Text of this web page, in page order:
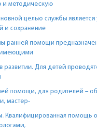
и методическую
целью службы
и сохранение
ранней помощи
имеющими
развитии. Для детей
помощи, для родителей –
мастер-
Квалифицированная помощь